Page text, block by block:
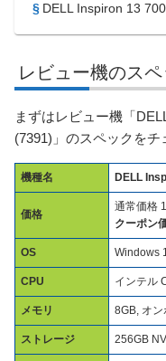
DELL Inspiron 13
レビュー機のスペ
まずはレビュー機「
(7391)」のスペックをチ
機種名 DELL
価格
通常価格
クーポン
OS Windows
CPU インテル
メモリ 8GB, オ
ストレージ 256GB